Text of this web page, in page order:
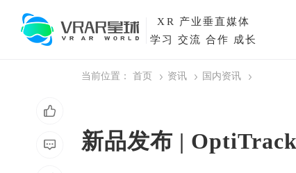
XR
产业垂直媒体
学习 交流 合作 成长
当前位置： 首页 资讯 国内资讯
新品发布 |